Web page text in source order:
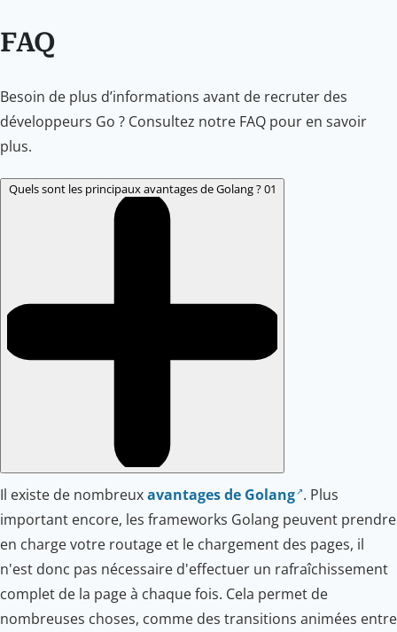
FAQ
Besoin de plus d’informations avant de recruter des
développeurs Go ? Consultez notre FAQ pour en savoir
plus.
Quels sont les principaux avantages de Golang ?01
Il existe de nombreuxavantages de Golang . Plus
important encore, les frameworks Golang peuvent prendre
en charge votre routage et le chargement des pages, il
n'est donc pas nécessaire d'effectuer un rafraîchissement
complet de la page à chaque fois. Cela permet de
nombreuses choses, comme des transitions animées entre